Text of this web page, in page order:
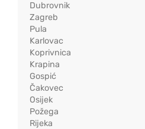
Dubrovnik
Zagreb
Pula
Karlovac
Koprivnica
Krapina
Gospić
Čakovec
Osijek
Požega
Rijeka